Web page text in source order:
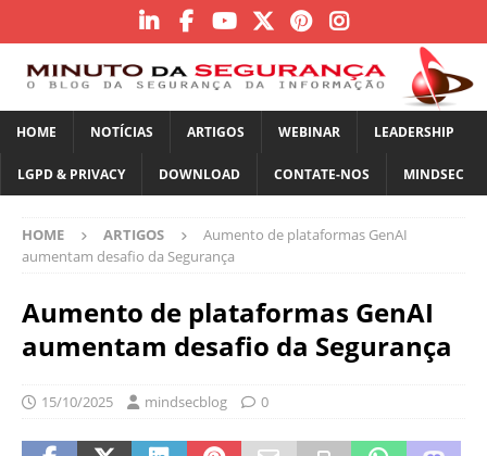
HOME NOTÍCIAS ARTIGOS WEBINAR LEADERSHIP
LGPD & PRIVACY DOWNLOAD CONTATE-NOS MINDSEC
HOME ARTIGOS
Aumento de plataformas GenAI
aumentam desafio da Segurança
Aumento de plataformas GenAI
aumentam desafio da Segurança
15/10/2025 mindsecblog 0